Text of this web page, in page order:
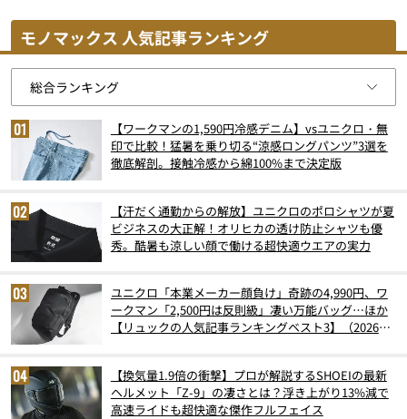
モノマックス 人気記事ランキング
【ワークマンの1,590円冷感デニム】vsユニクロ・無
印で比較！猛暑を乗り切る“涼感ロングパンツ”3選を
徹底解剖。接触冷感から綿100%まで決定版
【汗だく通勤からの解放】ユニクロのポロシャツが夏
ビジネスの大正解！オリヒカの透け防止シャツも優
秀。酷暑も涼しい顔で働ける超快適ウエアの実力
ユニクロ「本業メーカー顔負け」奇跡の4,990円、ワ
ークマン「2,500円は反則級」凄い万能バッグ…ほか
【リュックの人気記事ランキングベスト3】（2026年
【換気量1.9倍の衝撃】プロが解説するSHOEIの最新
ヘルメット「Z-9」の凄さとは？浮き上がり13%減で
高速ライドも超快適な傑作フルフェイス